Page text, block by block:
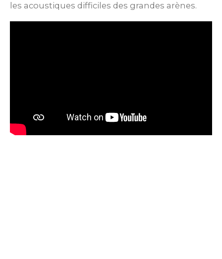
les acoustiques difficiles des grandes arènes.